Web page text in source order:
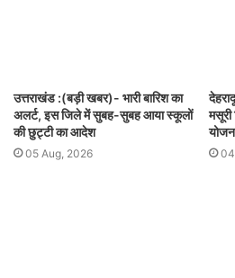
उत्तराखंड :(बड़ी खबर)- भारी बारिश का
अलर्ट, इस जिले में सुबह-सुबह आया स्कूलों
की छुट्टी का आदेश
05 Aug, 2026
मसूरी